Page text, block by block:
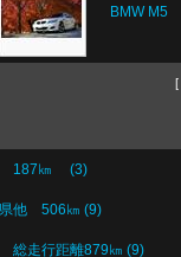
BMW M5
[
日 187㎞ (3)
県他 506㎞ (9)
総走行距離879㎞ (9)